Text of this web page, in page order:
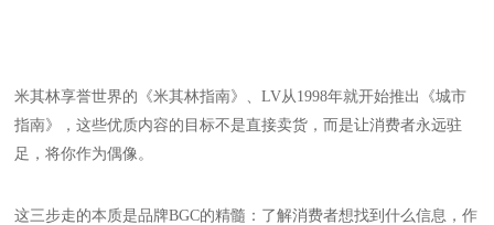
米其林享誉世界的《米其林指南》、LV从1998年就开始推出《城市
指南》，这些优质内容的目标不是直接卖货，而是让消费者永远驻
足，将你作为偶像。
这三步走的本质是品牌BGC的精髓：了解消费者想找到什么信息，作